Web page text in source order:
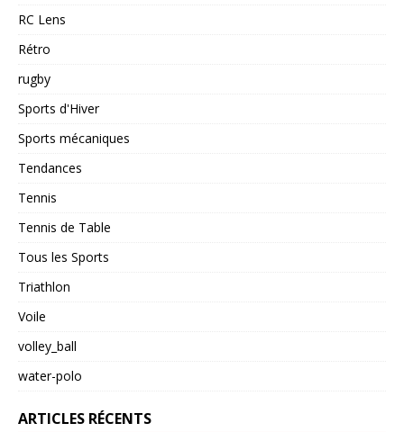
RC Lens
Rétro
rugby
Sports d'Hiver
Sports mécaniques
Tendances
Tennis
Tennis de Table
Tous les Sports
Triathlon
Voile
volley_ball
water-polo
ARTICLES RÉCENTS